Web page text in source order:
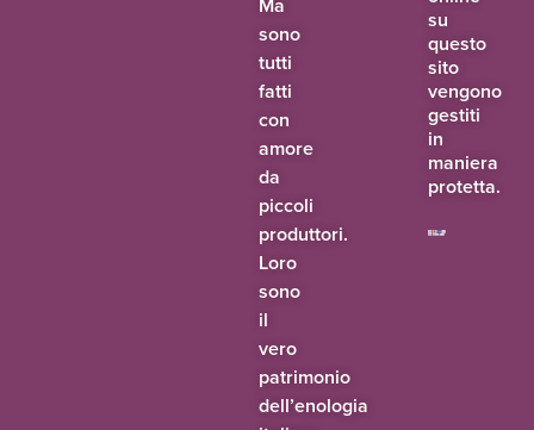
Ma
sono
tutti
fatti
con
amore
da
piccoli
produttori.
Loro
sono
il
vero
patrimonio
dell’enologia
su
questo
sito
vengono
gestiti
in
maniera
protetta.